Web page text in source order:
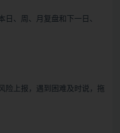
日、周、月复盘和下一日、
险上报，遇到困难及时说，拖